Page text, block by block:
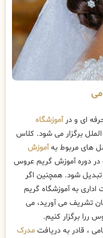
ای و درآموزشگاه
برگزار می شود. کلاس
های مربوط بهآموزش
در دوره آموزش گریم عروس
شود. همچنین اگر
به آموزشگاه گریم
تشریف می آورید، می
ررا برگزار کنیم.
، قادر به دریافت مدرک